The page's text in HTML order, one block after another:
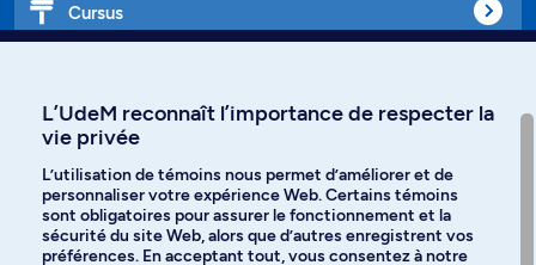
Cursus
Langues
L’UdeM reconnaît l’importance de respecter la
vie privée
L’utilisation de témoins nous permet d’améliorer et de
personnaliser votre expérience Web. Certains témoins
sont obligatoires pour assurer le fonctionnement et la
sécurité du site Web, alors que d’autres enregistrent vos
préférences. En acceptant tout, vous consentez à notre